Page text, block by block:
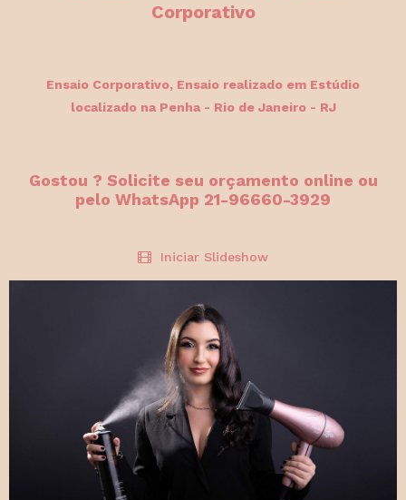
Corporativo
Ensaio Corporativo, Ensaio realizado em Estúdio
localizado na Penha - Rio de Janeiro - RJ
Gostou ? Solicite seu orçamento online ou
pelo WhatsApp 21-96660-3929
Iniciar Slideshow